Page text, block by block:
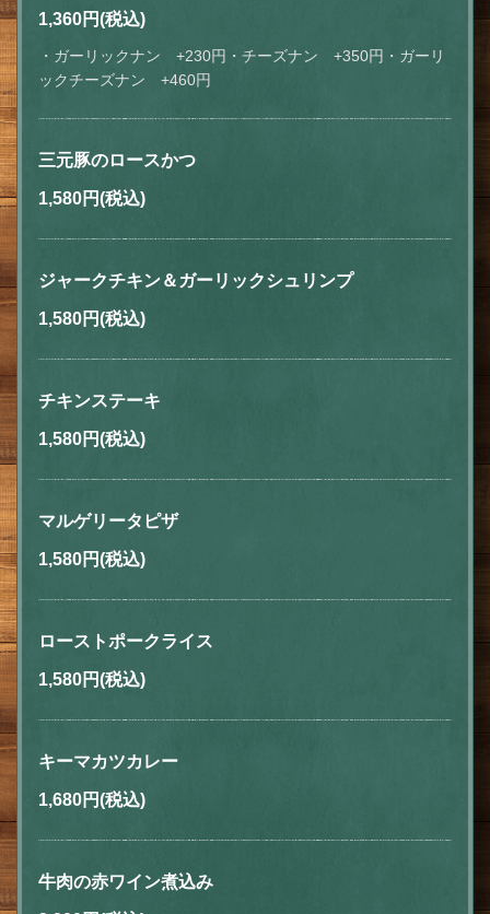
1,360円(税込)
・ガーリックナン +230円・チーズナン +350円・ガーリ
ックチーズナン +460円
三元豚のロースかつ
1,580円(税込)
ジャークチキン＆ガーリックシュリンプ
1,580円(税込)
チキンステーキ
1,580円(税込)
マルゲリータピザ
1,580円(税込)
ローストポークライス
1,580円(税込)
キーマカツカレー
1,680円(税込)
牛肉の赤ワイン煮込み